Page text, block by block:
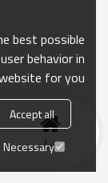
منزل
best possible
behavior in
for you.
Accept all
Necessary